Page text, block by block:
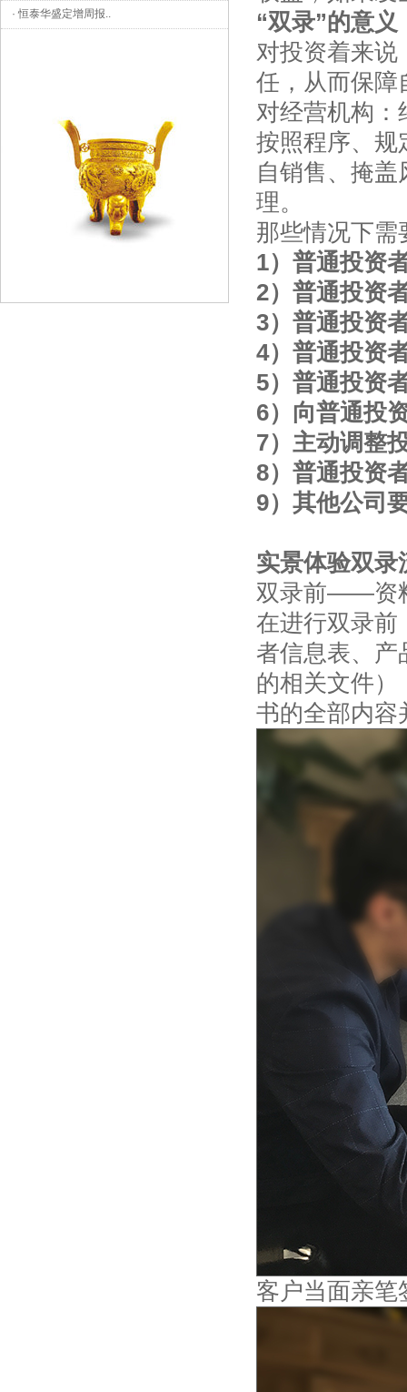
·恒泰华盛定增周报..
“双录”的意义
对投资着来说
任，从而保障
对经营机构：
按照程序、规
自销售、掩
理。
那些情况下需
1）普通投资
2）普通投资
3）普通投资
4）普通投资
5）普通投资
6）向普通投
7）主动调整
8）普通投资
9）其他公司
实景体验双录
双录前——资
在进行双录前
者信息表、产
的相关文件）
书的全部内容
客户当面亲笔